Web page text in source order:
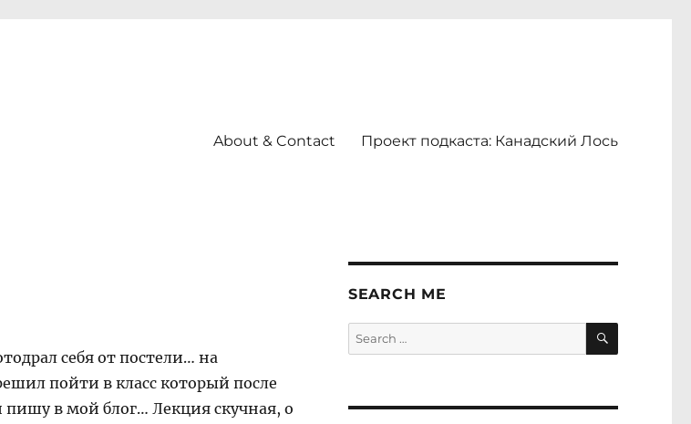
About & Contact Проект подкаста: Канадский Лось
себя от постели… на
пойти в класс который после
пишу в мой блог… Лекция скучная, о
SEARCH ME
Search
for:
SEARCH